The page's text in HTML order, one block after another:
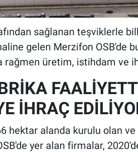
sağlanan teşviklerle
gelen Merzifon OSB'de
rağmen üretim, istihdam ve
İHRAÇ
hektar alanda kurulu olan
yer alan firmalar,